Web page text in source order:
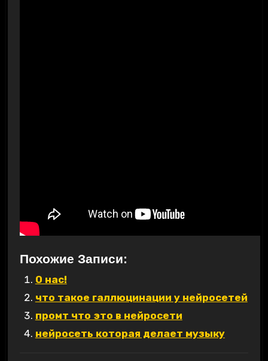
Похожие Записи:
О нас!
что такое галлюцинации у нейросетей
промт что это в нейросети
нейросеть которая делает музыку